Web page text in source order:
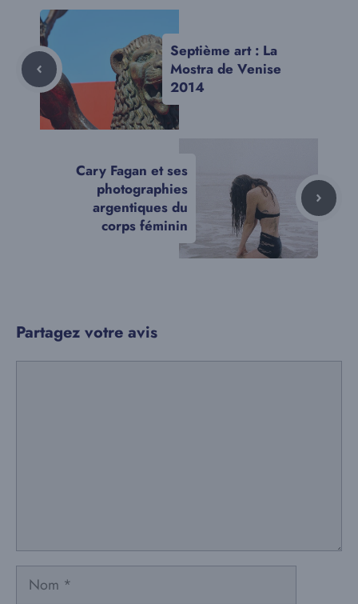
Septième art : La
Mostra de Venise
2014
Cary Fagan et ses
photographies
argentiques du
corps féminin
Partagez votre avis
Nom